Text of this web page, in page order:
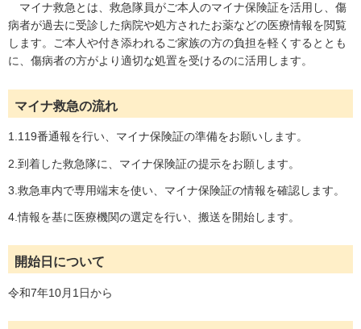
マイナ救急とは、救急隊員がご本人のマイナ保険証を活用し、傷
病者が過去に受診した病院や処方されたお薬などの医療情報を閲覧
します。ご本人や付き添われるご家族の方の負担を軽くするととも
に、傷病者の方がより適切な処置を受けるのに活用します。
マイナ救急の流れ
1.119番通報を行い、マイナ保険証の準備をお願いします。
2.到着した救急隊に、マイナ保険証の提示をお願します。
3.救急車内で専用端末を使い、マイナ保険証の情報を確認します。
4.情報を基に医療機関の選定を行い、搬送を開始します。
開始日について
令和7年10月1日から